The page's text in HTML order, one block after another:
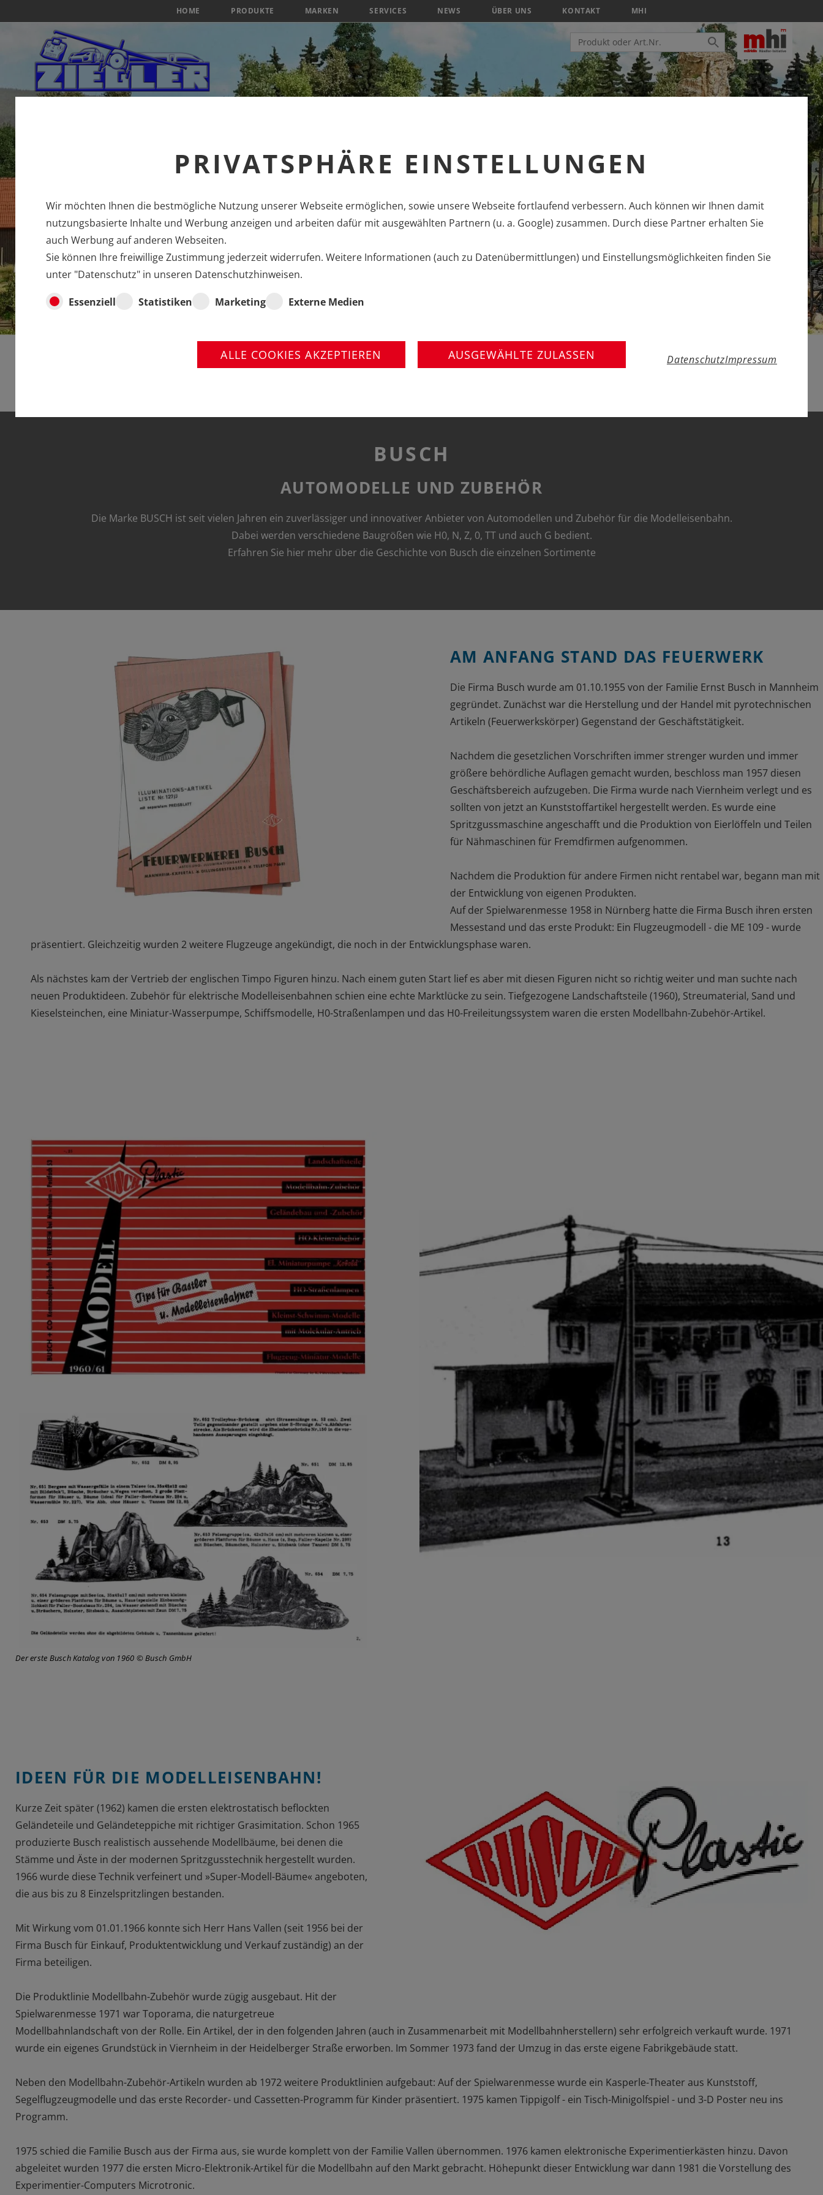
PRIVATSPHÄRE EINSTELLUNGEN
Wir möchten Ihnen die bestmögliche Nutzung unserer Webseite ermöglichen, sowie unsere Webseite fortlaufend verbessern. Auch können wir Ihnen damit
nutzungsbasierte Inhalte und Werbung anzeigen und arbeiten dafür mit ausgewählten Partnern (u. a. Google) zusammen. Durch diese Partner erhalten Sie
auch Werbung auf anderen Webseiten.
Sie können Ihre freiwillige Zustimmung jederzeit widerrufen. Weitere Informationen (auch zu Datenübermittlungen) und Einstellungsmöglichkeiten finden Sie
unter "Datenschutz" in unseren Datenschutzhinweisen.
Essenziell Statistiken Marketing Externe Medien
ALLE COOKIES AKZEPTIEREN AUSGEWÄHLTE ZULASSEN DatenschutzImpressum
HOME PRODUKTE MARKEN SERVICES NEWS ÜBER UNS KONTAKT MHI
BUSCH
AUTOMODELLE UND ZUBEHÖR
Die Marke BUSCH ist seit vielen Jahren ein zuverlässiger und innovativer Anbieter von Automodellen und Zubehör für die Modelleisenbahn.
Dabei werden verschiedene Baugrößen wie H0, N, Z, 0, TT und auch G bedient.
Erfahren Sie hier mehr über die Geschichte von Busch die einzelnen Sortimente
AM ANFANG STAND DAS FEUERWERK
Die Firma Busch wurde am 01.10.1955 von der Familie Ernst Busch in Mannheim
gegründet. Zunächst war die Herstellung und der Handel mit pyrotechnischen
Artikeln (Feuerwerkskörper) Gegenstand der Geschäftstätigkeit.
Nachdem die gesetzlichen Vorschriften immer strenger wurden und immer
größere behördliche Auflagen gemacht wurden, beschloss man 1957 diesen
Geschäftsbereich aufzugeben. Die Firma wurde nach Viernheim verlegt und es
sollten von jetzt an Kunststoffartikel hergestellt werden. Es wurde eine
Spritzgussmaschine angeschafft und die Produktion von Eierlöffeln und Teilen
für Nähmaschinen für Fremdfirmen aufgenommen.
Nachdem die Produktion für andere Firmen nicht rentabel war, begann man mit
der Entwicklung von eigenen Produkten.
Auf der Spielwarenmesse 1958 in Nürnberg hatte die Firma Busch ihren ersten
Messestand und das erste Produkt: Ein Flugzeugmodell - die ME 109 - wurde
präsentiert. Gleichzeitig wurden 2 weitere Flugzeuge angekündigt, die noch in der Entwicklungsphase waren.
Als nächstes kam der Vertrieb der englischen Timpo Figuren hinzu. Nach einem guten Start lief es aber mit diesen Figuren nicht so richtig weiter und man suchte nach
neuen Produktideen. Zubehör für elektrische Modelleisenbahnen schien eine echte Marktlücke zu sein. Tiefgezogene Landschaftsteile (1960), Streumaterial, Sand und
Kieselsteinchen, eine Miniatur-Wasserpumpe, Schiffsmodelle, H0-Straßenlampen und das H0-Freileitungssystem waren die ersten Modellbahn-Zubehör-Artikel.
Der erste Busch Katalog von 1960 © Busch GmbH
IDEEN FÜR DIE MODELLEISENBAHN!
Kurze Zeit später (1962) kamen die ersten elektrostatisch beflockten
Geländeteile und Geländeteppiche mit richtiger Grasimitation. Schon 1965
produzierte Busch realistisch aussehende Modellbäume, bei denen die
Stämme und Äste in der modernen Spritzgusstechnik hergestellt wurden.
1966 wurde diese Technik verfeinert und »Super-Modell-Bäume« angeboten,
die aus bis zu 8 Einzelspritzlingen bestanden.
Mit Wirkung vom 01.01.1966 konnte sich Herr Hans Vallen (seit 1956 bei der
Firma Busch für Einkauf, Produktentwicklung und Verkauf zuständig) an der
Firma beteiligen.
Die Produktlinie Modellbahn-Zubehör wurde zügig ausgebaut. Hit der
Spielwarenmesse 1971 war Toporama, die naturgetreue
Modellbahnlandschaft von der Rolle. Ein Artikel, der in den folgenden Jahren (auch in Zusammenarbeit mit Modellbahnherstellern) sehr erfolgreich verkauft wurde. 1971
wurde ein eigenes Grundstück in Viernheim in der Heidelberger Straße erworben. Im Sommer 1973 fand der Umzug in das erste eigene Fabrikgebäude statt.
Neben den Modellbahn-Zubehör-Artikeln wurden ab 1972 weitere Produktlinien aufgebaut: Auf der Spielwarenmesse wurde ein Kasperle-Theater aus Kunststoff,
Segelflugzeugmodelle und das erste Recorder- und Cassetten-Programm für Kinder präsentiert. 1975 kamen Tippigolf - ein Tisch-Minigolfspiel - und 3-D Poster neu ins
Programm.
1975 schied die Familie Busch aus der Firma aus, sie wurde komplett von der Familie Vallen übernommen. 1976 kamen elektronische Experimentierkästen hinzu. Davon
abgeleitet wurden 1977 die ersten Micro-Elektronik-Artikel für die Modellbahn auf den Markt gebracht. Höhepunkt dieser Entwicklung war dann 1981 die Vorstellung des
Experimentier-Computers Microtronic.